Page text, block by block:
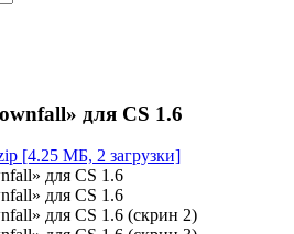
для CS 1.6
[4.25 МБ, 2 загрузки]